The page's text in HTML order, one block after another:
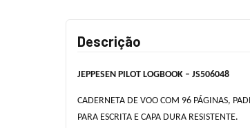
Descrição
JEPPESEN PILOT LOGBOOK – JS506048
CADERNETA DE VOO COM 96 PÁGINAS,
PARA ESCRITA E CAPA DURA RESISTENTE.